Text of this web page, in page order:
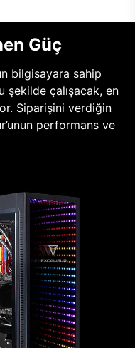
Güç
bilgisayara sahip
çalışacak, en
Siparişini verdiğin
performans ve